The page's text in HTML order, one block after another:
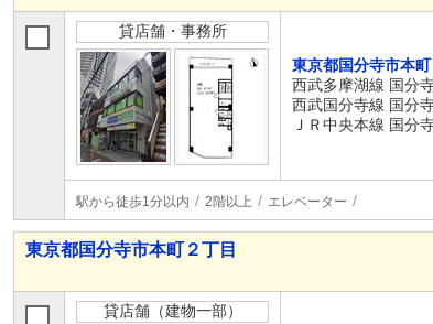
貸店舗・事務所
東京都国分寺市本町
西武多摩湖線 国分
西武国分寺線 国分
ＪＲ中央本線 国分
駅から徒歩1分以内 2階以上 エレベーター
東京都国分寺市本町２丁目
貸店舗（建物一部）